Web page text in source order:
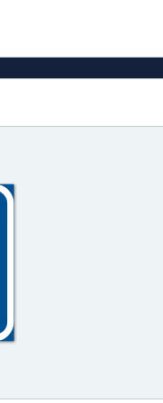
Brevlådeskyltar